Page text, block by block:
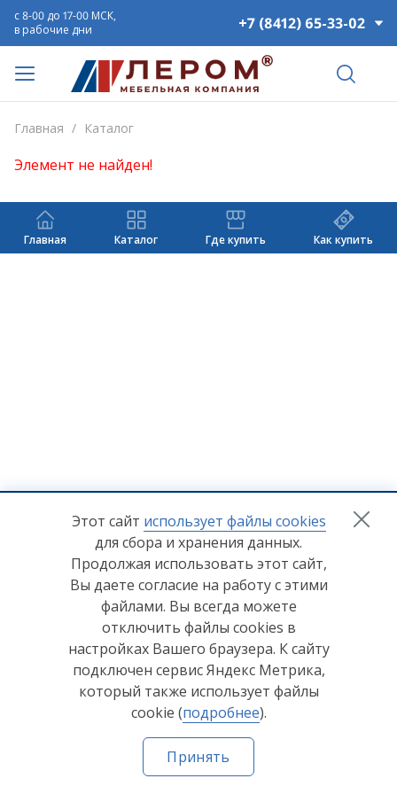
+7 (8412) 65-33-02
с 8-00 до 17-00 МСК,
в рабочие дни
Главная / Каталог
Элемент не найден!
Главная Каталог Где купить Как купить
+7 (8412) 65-33-00
info@lerom.ru
Согласие на обработку персональных данных
Политика конфиденциальности
Согласие на обработку персональных данных Яндекс
© ООО "Мебельная компания "Лером" 2026
Пенза-Онлайн
Этот сайт использует файлы cookies
для сбора и хранения данных.
Продолжая использовать этот сайт,
Вы даете согласие на работу с этими
файлами. Вы всегда можете
отключить файлы cookies в
настройках Вашего браузера. К сайту
подключен сервис Яндекс Метрика,
который также использует файлы
cookie (подробнее).
Принять